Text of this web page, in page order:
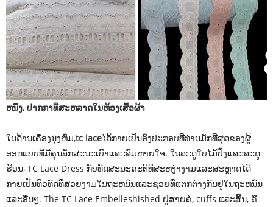
ຫນຶ່ງ, ປາກກາທີ່ສະຫລາດໃນຫ້ອງເສື້ອຜ້າ
ໃນດ້ານເຄື່ອງນຸ່ງຫົ່ມ,tc laceໄດ້ກາຍເປັນອົງປະກອບທີ່ທ່ານມັກທີ່ສຸດຂອງຜູ້
ອອກແບບທີ່ມີຄຸນລັກສະນະເບົາແລະລົມຫາຍໃຈ. ໃນລະດູໃບໄມ້ປົ່ງແລະລະດູ
ຮ້ອນ, TC Lace Dress ກັບທັດສະນະຄະຕິທີ່ສະຫງ່າງາມແລະສະຫຼາດໄດ້
ກາຍເປັນທິວທັດທີ່ສວຍງາມໃນຖະຫນົນແລະຊອຍທີ່ແຕກຕ່າງກັນຢູ່ໃນຖະຫນົນ
ແລະອື່ນໆ. The TC Lace Embelleshished ຢູ່ສາຍຄໍ, cuffs ແລະສິ້ນ, ຄື